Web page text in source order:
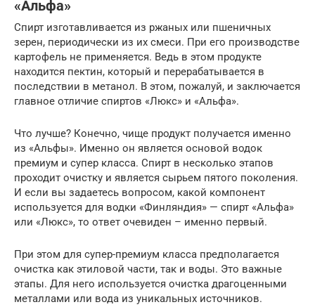
«Альфа»
Спирт изготавливается из ржаных или пшеничных
зерен, периодически из их смеси. При его производстве
картофель не применяется. Ведь в этом продукте
находится пектин, который и перерабатывается в
последствии в метанол. В этом, пожалуй, и заключается
главное отличие спиртов «Люкс» и «Альфа».
Что лучше? Конечно, чище продукт получается именно
из «Альфы». Именно он является основой водок
премиум и супер класса. Спирт в несколько этапов
проходит очистку и является сырьем пятого поколения.
И если вы задаетесь вопросом, какой компонент
используется для водки «Финляндия» — спирт «Альфа»
или «Люкс», то ответ очевиден – именно первый.
При этом для супер-премиум класса предполагается
очистка как этиловой части, так и воды. Это важные
этапы. Для него используется очистка драгоценными
металлами или вода из уникальных источников.